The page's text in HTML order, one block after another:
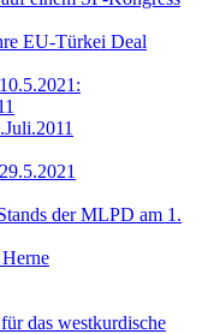
EU-Türkei Deal
der MLPD am 1.
das westkurdische